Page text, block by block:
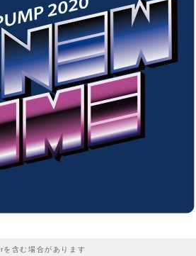
を含む場合があります